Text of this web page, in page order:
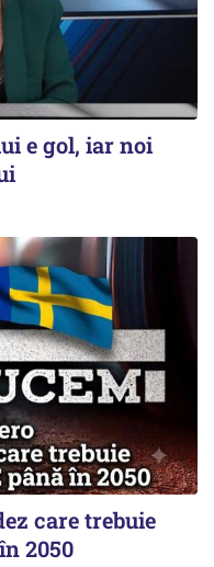
e gol, iar noi
care trebuie
2050